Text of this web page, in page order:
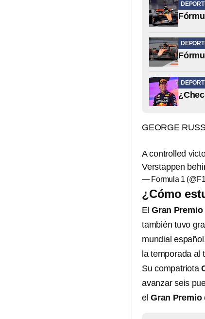
GEORGE
A controlled
Verstappen
— Formula 1
¿Cómo
El Gran Premio
también tuvo
mundial
la temporada al
Su compatriota
avanzar seis
el Gran Premio